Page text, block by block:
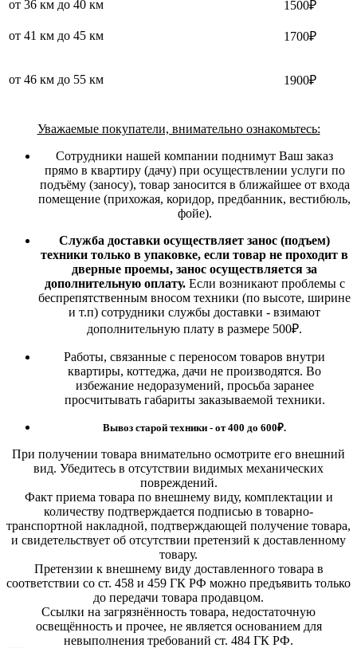
от 36 км до 40 км 1500₽
от 41 км до 45 км 1700₽
от 46 км до 55 км 1900₽
Уважаемые покупатели, внимательно ознакомьтесь:
Сотрудники нашей компании поднимут Ваш заказ
прямо в квартиру (дачу) при осуществлении услуги по
подъёму (заносу), товар заносится в ближайшее от входа
помещение (прихожая, коридор, предбанник, вестибюль,
фойе).
Служба доставки осуществляет занос (подъем)
техники только в упаковке, если товар не проходит в
дверные проемы, занос осуществляется за
дополнительную оплату. Если возникают проблемы с
беспрепятственным вносом техники (по высоте, ширине
и т.п) сотрудники службы доставки - взимают
дополнительную плату в размере 500₽.
Работы, связанные с переносом товаров внутри
квартиры, коттеджа, дачи не производятся. Во
избежание недоразумений, просьба заранее
просчитывать габариты заказываемой техники.
Вывоз старой техники - от 400 до 600₽.
При получении товара внимательно осмотрите его внешний
вид. Убедитесь в отсутствии видимых механических
повреждений.
Факт приема товара по внешнему виду, комплектации и
количеству подтверждается подписью в товарно-
транспортной накладной, подтверждающей получение товара,
и свидетельствует об отсутствии претензий к доставленному
товару.
Претензии к внешнему виду доставленного товара в
соответствии со ст. 458 и 459 ГК РФ можно предъявить только
до передачи товара продавцом.
Ссылки на загрязнённость товара, недостаточную
освещённость и прочее, не является основанием для
невыполнения требований ст. 484 ГК РФ.